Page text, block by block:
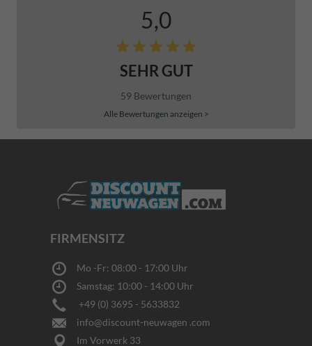
5,0
SEHR GUT
59 Bewertungen
Alle Bewertungen anzeigen >
FIRMENSITZ
Mo -Fr: 08:00 - 17:00 Uhr
Samstag: 10:00 - 14:00 Uhr
+49 (0) 3695 - 5633832
info@discount-neuwagen .com
Im Vorwerk 33